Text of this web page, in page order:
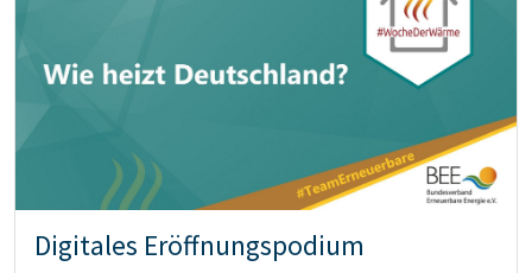
Digitales Eröffnungspodium